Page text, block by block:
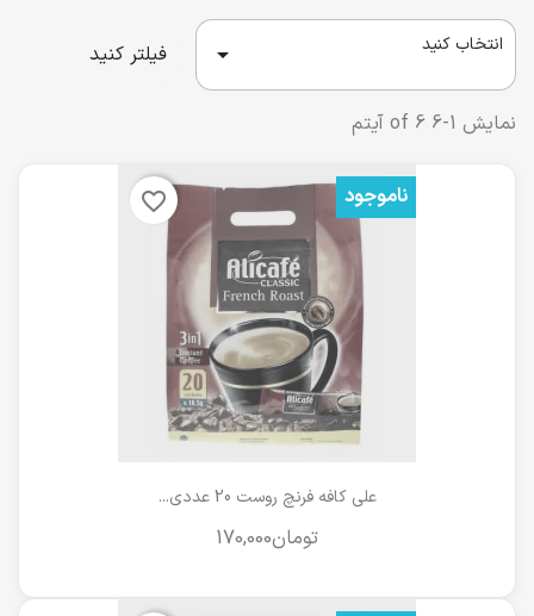
انتخاب کنید  فیلتر کنید
نمایش 1-6 of 6 آیتم
علی کافه فرنچ روست 20 عددی...
ناموجود favorite_border